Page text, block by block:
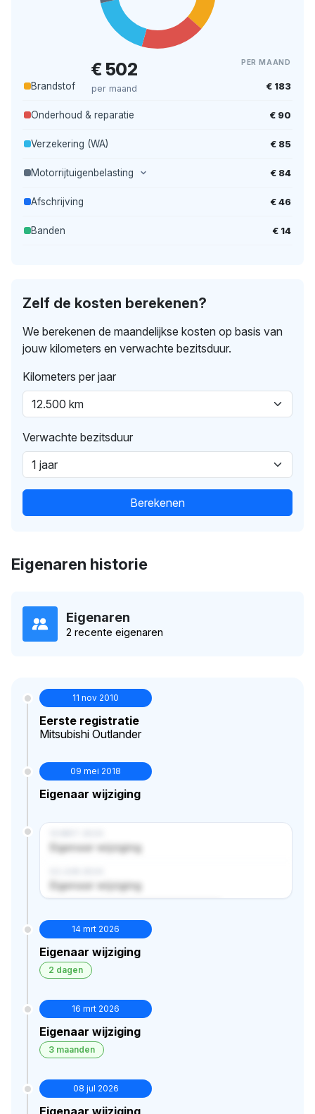
€ 502
per maand
PER MAAND
Brandstof € 183
Onderhoud & reparatie € 90
Verzekering (WA) € 85
Motorrijtuigenbelasting € 84
Afschrijving € 46
Banden € 14
Zelf de kosten berekenen?
We berekenen de maandelijkse kosten op basis van
jouw kilometers en verwachte bezitsduur.
Kilometers per jaar
Verwachte bezitsduur
Berekenen
Eigenaren historie
Eigenaren
2 recente eigenaren
11 nov 2010
Eerste registratie
Mitsubishi Outlander
09 mei 2018
Eigenaar wijziging
Eigenaar wijziging
Eigenaar wijziging
14 mrt 2026
Eigenaar wijziging
2 dagen
16 mrt 2026
Eigenaar wijziging
3 maanden
08 jul 2026
Eigenaar wijziging